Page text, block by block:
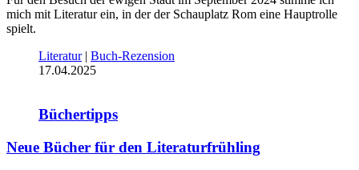
mich mit Literatur ein, in der der Schauplatz Rom eine Hauptrolle
spielt.
Literatur| Buch-Rezension
17.04.2025
Büchertipps
Neue Bücher für den Literaturfrühling